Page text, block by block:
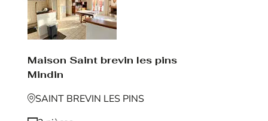
Maison Saint brevin les pins
Mindin
SAINT BREVIN LES PINS